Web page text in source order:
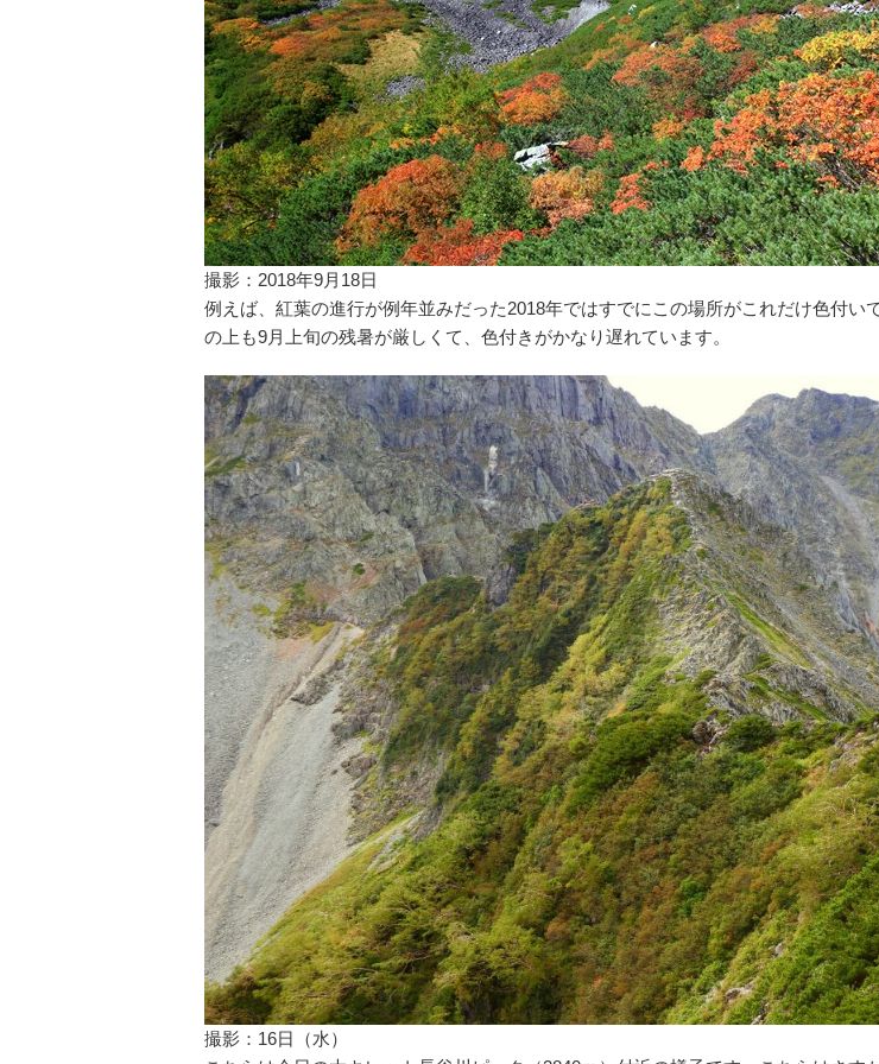
撮影：2018年9月18日
例えば、紅葉の進行が例年並みだった2018年ではすでにこの場所がこれだけ色付い
の上も9月上旬の残暑が厳しくて、色付きがかなり遅れています。
撮影：16日（水）